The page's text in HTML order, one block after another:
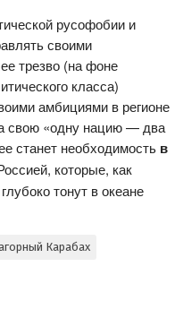
русофобии и
своими
трезво (на фоне
класса)
амбициями в регионе
свою «одну нацию — два
станет необходимость в
которые, как
тонут в океане
Карабах